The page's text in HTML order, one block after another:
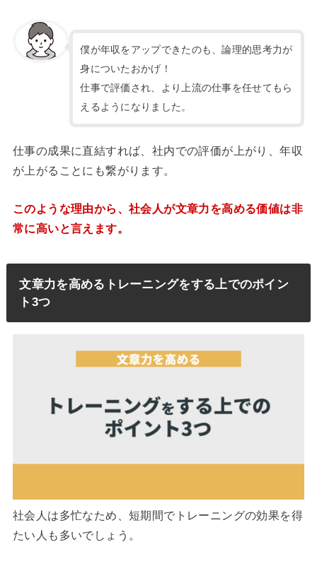
僕が年収をアップできたのも、論理的思考力が
身についたおかげ！
仕事で評価され、より上流の仕事を任せてもら
えるようになりました。
仕事の成果に直結すれば、社内での評価が上がり、年収
が上がることにも繋がります。
このような理由から、社会人が文章力を高める価値は非
常に高いと言えます。
文章力を高めるトレーニングをする上でのポイン
ト3つ
社会人は多忙なため、短期間でトレーニングの効果を得
たい人も多いでしょう。